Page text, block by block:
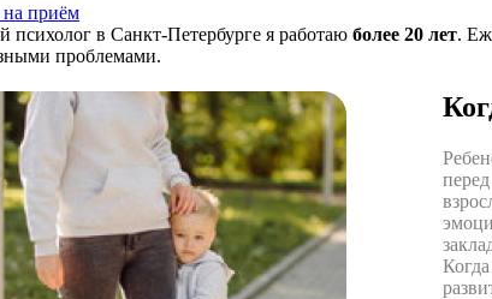
на приём
психолог в Санкт-Петербурге я работаю более 20 лет.
проблемами.